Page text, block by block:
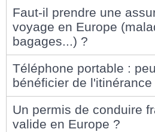
Faut-il prendre une
voyage en Europe
bagages...) ?
Téléphone portable :
bénéficier de
Un permis de conduire
valide en Europe ?